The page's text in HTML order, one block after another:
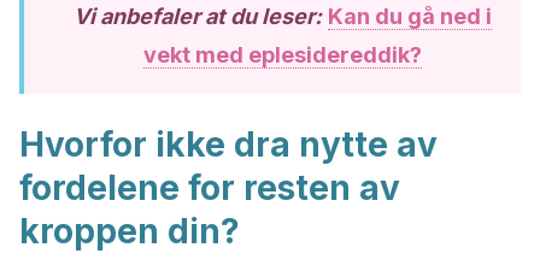
Vi anbefaler at du leser: Kan du gå ned i
vekt med eplesidereddik?
Hvorfor ikke dra nytte av
fordelene for resten av
kroppen din?